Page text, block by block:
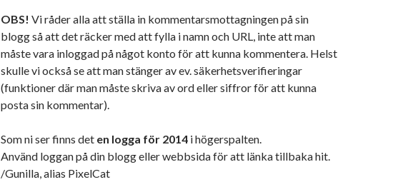
OBS! Vi råder alla att ställa in kommentarsmottagningen på sin
blogg så att det räcker med att fylla i namn och URL, inte att man
måste vara inloggad på något konto för att kunna kommentera. Helst
skulle vi också se att man stänger av ev. säkerhetsverifieringar
(funktioner där man måste skriva av ord eller siffror för att kunna
posta sin kommentar).
Som ni ser finns det en logga för 2014 i högerspalten.
Använd loggan på din blogg eller webbsida för att länka tillbaka hit.
/Gunilla, alias PixelCat